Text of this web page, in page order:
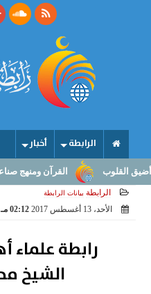
الرابطة أخبار
القرآن ومنهج صناعة
الرابطة بيانات الرابطة
الأحد، 13 أغسطس 2017 02:12 مـ
رابطة علماء
الشيخ